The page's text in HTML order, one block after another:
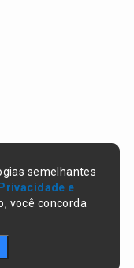
semelhantes
Privacidade e
você concorda